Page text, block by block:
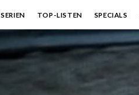
SERIEN TOP-LISTEN SPECIALS